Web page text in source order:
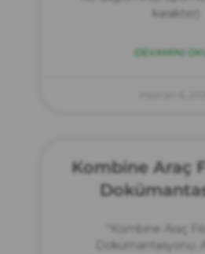
karakter)
DEVAMINI
Kombine Araç
“Kombine Araç
Dokümantasyonu: